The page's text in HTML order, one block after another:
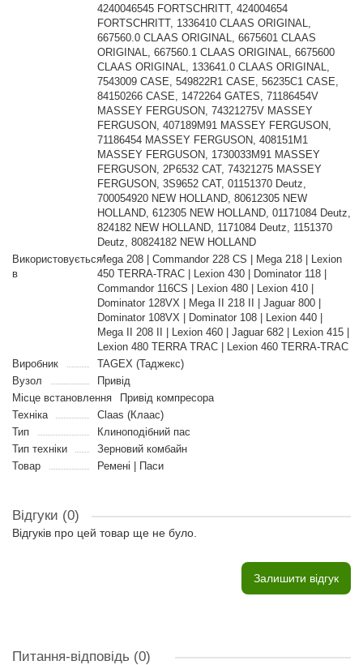
4240046545 FORTSCHRITT, 424004654
FORTSCHRITT, 1336410 CLAAS ORIGINAL,
667560.0 CLAAS ORIGINAL, 6675601 CLAAS
ORIGINAL, 667560.1 CLAAS ORIGINAL, 6675600
CLAAS ORIGINAL, 133641.0 CLAAS ORIGINAL,
7543009 CASE, 549822R1 CASE, 56235C1 CASE,
84150266 CASE, 1472264 GATES, 71186454V
MASSEY FERGUSON, 74321275V MASSEY
FERGUSON, 407189M91 MASSEY FERGUSON,
71186454 MASSEY FERGUSON, 408151M1
MASSEY FERGUSON, 1730033M91 MASSEY
FERGUSON, 2P6532 CAT, 74321275 MASSEY
FERGUSON, 3S9652 CAT, 01151370 Deutz,
700054920 NEW HOLLAND, 80612305 NEW
HOLLAND, 612305 NEW HOLLAND, 01171084 Deutz,
824182 NEW HOLLAND, 1171084 Deutz, 1151370
Deutz, 80824182 NEW HOLLAND
Використовується
в
Mega 208 | Commandor 228 CS | Mega 218 | Lexion
450 TERRA-TRAC | Lexion 430 | Dominator 118 |
Commandor 116CS | Lexion 480 | Lexion 410 |
Dominator 128VX | Mega II 218 II | Jaguar 800 |
Dominator 108VX | Dominator 108 | Lexion 440 |
Mega II 208 II | Lexion 460 | Jaguar 682 | Lexion 415 |
Lexion 480 TERRA TRAC | Lexion 460 TERRA-TRAC
Виробник
TAGEX (Таджекс)
Вузол
Привід
Місце встановлення
Привід компресора
Техніка
Claas (Клаас)
Тип
Клиноподібний пас
Тип техніки
Зерновий комбайн
Товар
Ремені | Паси
Відгуки (0)
Відгуків про цей товар ще не було.
Залишити відгук
Питання-відповідь (0)